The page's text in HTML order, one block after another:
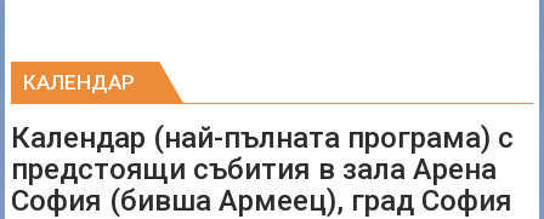
КАЛЕНДАР
Календар (най-пълната програма) с
предстоящи събития в зала Арена
София (бивша Армеец), град София